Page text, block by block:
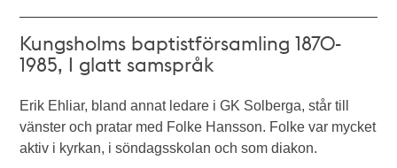
Kungsholms baptistförsamling 1870-
1985, I glatt samspråk
Erik Ehliar, bland annat ledare i GK Solberga, står till
vänster och pratar med Folke Hansson. Folke var mycket
aktiv i kyrkan, i söndagsskolan och som diakon.